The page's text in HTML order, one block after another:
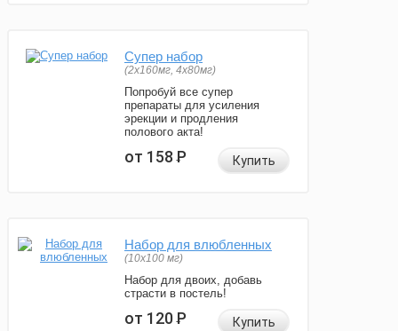
Супер набор
(2х160мг, 4х80мг)
Попробуй все супер
препараты для усиления
эрекции и продления
полового акта!
от 158Р Купить
Набор для влюбленных
(10х100 мг)
Набор для двоих, добавь
страсти в постель!
от 120Р Купить